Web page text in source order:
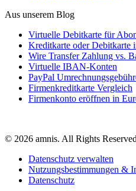
Aus unserem Blog
Virtuelle Debitkarte für
Kreditkarte oder Debitkarte
Wire Transfer Zahlung vs.
Virtuelle IBAN-Konten
PayPal
Firmenkreditkarte Vergleich
Firmenkonto eröffnen in
© 2026 amnis. All Rights
Datenschutz verwalten
Nutzungsbestimmungen &
Datenschutz